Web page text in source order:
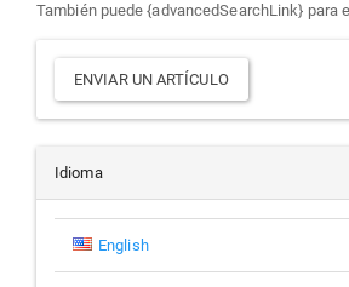
También puede {advancedSearchLink} para
Enviar
un
artículo
ENVIAR UN ARTÍCULO
Idioma
English